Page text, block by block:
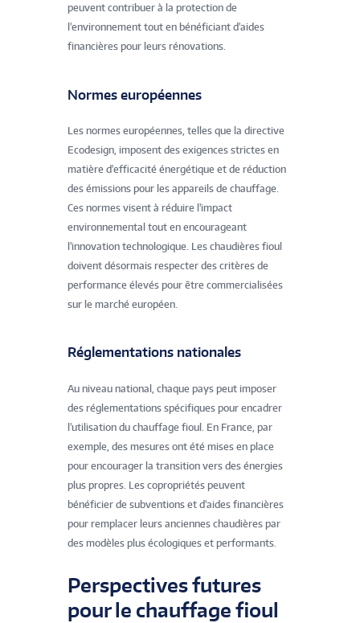
peuvent contribuer à la protection de
l'environnement tout en bénéficiant d'aides
financières pour leurs rénovations.
Normes européennes
Les normes européennes, telles que la directive
Ecodesign, imposent des exigences strictes en
matière d'efficacité énergétique et de réduction
des émissions pour les appareils de chauffage.
Ces normes visent à réduire l'impact
environnemental tout en encourageant
l'innovation technologique. Les chaudières fioul
doivent désormais respecter des critères de
performance élevés pour être commercialisées
sur le marché européen.
Réglementations nationales
Au niveau national, chaque pays peut imposer
des réglementations spécifiques pour encadrer
l'utilisation du chauffage fioul. En France, par
exemple, des mesures ont été mises en place
pour encourager la transition vers des énergies
plus propres. Les copropriétés peuvent
bénéficier de subventions et d'aides financières
pour remplacer leurs anciennes chaudières par
des modèles plus écologiques et performants.
Perspectives futures
pour le chauffage fioul